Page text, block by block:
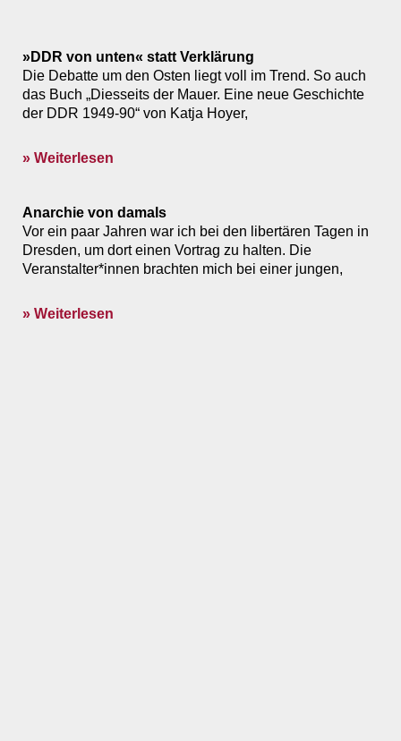
»DDR von unten« statt Verklärung
Die Debatte um den Osten liegt voll im Trend. So auch
das Buch „Diesseits der Mauer. Eine neue Geschichte
der DDR 1949-90“ von Katja Hoyer,
» Weiterlesen
Anarchie von damals
Vor ein paar Jahren war ich bei den libertären Tagen in
Dresden, um dort einen Vortrag zu halten. Die
Veranstalter*innen brachten mich bei einer jungen,
» Weiterlesen